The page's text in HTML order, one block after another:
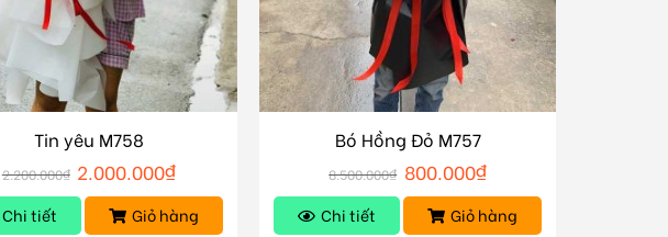
Tin yêu M758
2.200.000₫ 2.000.000₫
Chi tiết Giỏ hàng
Bó Hồng Đỏ M757
8.500.000₫ 800.000₫
Chi tiết Giỏ hàng